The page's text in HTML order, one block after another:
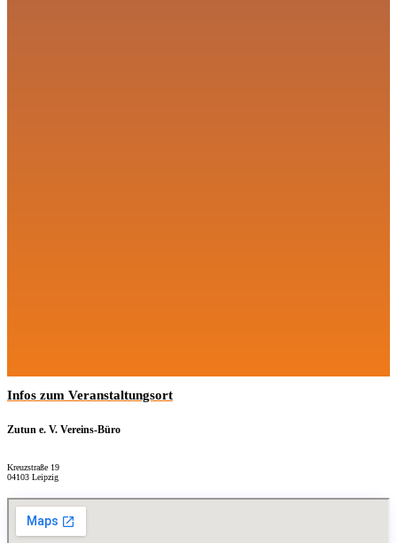
Infos zum Veranstaltungsort
Zutun e. V. Vereins-Büro
Kreuzstraße 19
04103 Leipzig